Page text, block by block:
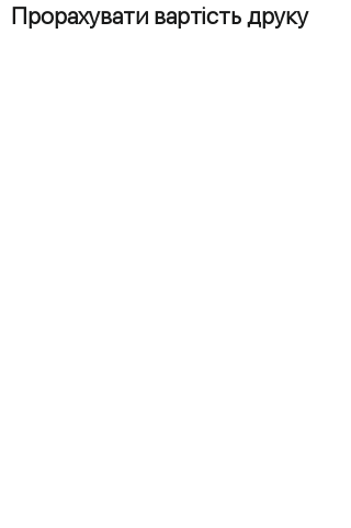
Прорахувати вартість друку